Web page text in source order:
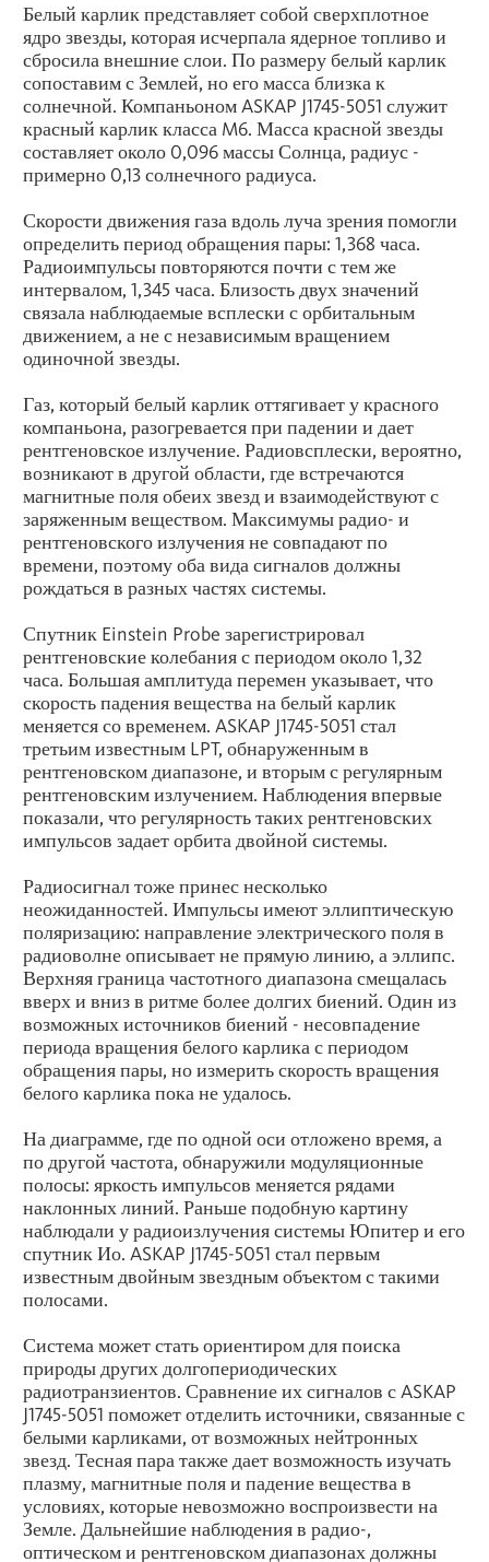
Белый карлик представляет собой сверхплотное
ядро звезды, которая исчерпала ядерное топливо и
сбросила внешние слои. По размеру белый карлик
сопоставим с Землей, но его масса близка к
солнечной. Компаньоном ASKAP J1745-5051 служит
красный карлик класса M6. Масса красной звезды
составляет около 0,096 массы Солнца, радиус -
примерно 0,13 солнечного радиуса.
Скорости движения газа вдоль луча зрения помогли
определить период обращения пары: 1,368 часа.
Радиоимпульсы повторяются почти с тем же
интервалом, 1,345 часа. Близость двух значений
связала наблюдаемые всплески с орбитальным
движением, а не с независимым вращением
одиночной звезды.
Газ, который белый карлик оттягивает у красного
компаньона, разогревается при падении и дает
рентгеновское излучение. Радиовсплески, вероятно,
возникают в другой области, где встречаются
магнитные поля обеих звезд и взаимодействуют с
заряженным веществом. Максимумы радио- и
рентгеновского излучения не совпадают по
времени, поэтому оба вида сигналов должны
рождаться в разных частях системы.
Спутник Einstein Probe зарегистрировал
рентгеновские колебания с периодом около 1,32
часа. Большая амплитуда перемен указывает, что
скорость падения вещества на белый карлик
меняется со временем. ASKAP J1745-5051 стал
третьим известным LPT, обнаруженным в
рентгеновском диапазоне, и вторым с регулярным
рентгеновским излучением. Наблюдения впервые
показали, что регулярность таких рентгеновских
импульсов задает орбита двойной системы.
Радиосигнал тоже принес несколько
неожиданностей. Импульсы имеют эллиптическую
поляризацию: направление электрического поля в
радиоволне описывает не прямую линию, а эллипс.
Верхняя граница частотного диапазона смещалась
вверх и вниз в ритме более долгих биений. Один из
возможных источников биений - несовпадение
периода вращения белого карлика с периодом
обращения пары, но измерить скорость вращения
белого карлика пока не удалось.
На диаграмме, где по одной оси отложено время, а
по другой частота, обнаружили модуляционные
полосы: яркость импульсов меняется рядами
наклонных линий. Раньше подобную картину
наблюдали у радиоизлучения системы Юпитер и его
спутник Ио. ASKAP J1745-5051 стал первым
известным двойным звездным объектом с такими
полосами.
Система может стать ориентиром для поиска
природы других долгопериодических
радиотранзиентов. Сравнение их сигналов с ASKAP
J1745-5051 поможет отделить источники, связанные с
белыми карликами, от возможных нейтронных
звезд. Тесная пара также дает возможность изучать
плазму, магнитные поля и падение вещества в
условиях, которые невозможно воспроизвести на
Земле. Дальнейшие наблюдения в радио-,
оптическом и рентгеновском диапазонах должны